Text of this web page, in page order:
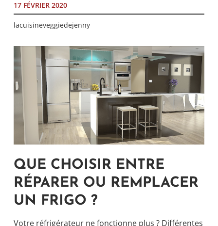
17 FÉVRIER 2020
lacuisineveggiedejenny
QUE CHOISIR ENTRE
RÉPARER OU REMPLACER
UN FRIGO ?
Votre réfrigérateur ne fonctionne plus ? Différentes